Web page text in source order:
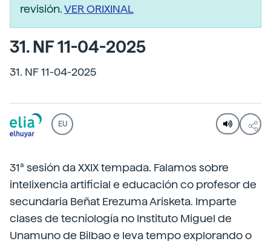
revisión.VER ORIXINAL
31. NF 11-04-2025
31. NF 11-04-2025
EU
31ª sesión da XXIX tempada. Falamos sobre
intelixencia artificial e educación co profesor de
secundaria Beñat Erezuma Arisketa. Imparte
clases de tecniología no Instituto Miguel de
Unamuno de Bilbao e leva tempo explorando o